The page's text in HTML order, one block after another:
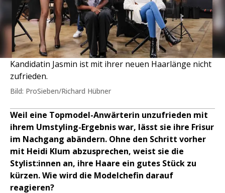
Kandidatin Jasmin ist mit ihrer neuen Haarlänge nicht
zufrieden.
Bild: ProSieben/Richard Hübner
Weil eine Topmodel-Anwärterin unzufrieden mit
ihrem Umstyling-Ergebnis war, lässt sie ihre Frisur
im Nachgang abändern. Ohne den Schritt vorher
mit Heidi Klum abzusprechen, weist sie die
Stylist:innen an, ihre Haare ein gutes Stück zu
kürzen. Wie wird die Modelchefin darauf
reagieren?